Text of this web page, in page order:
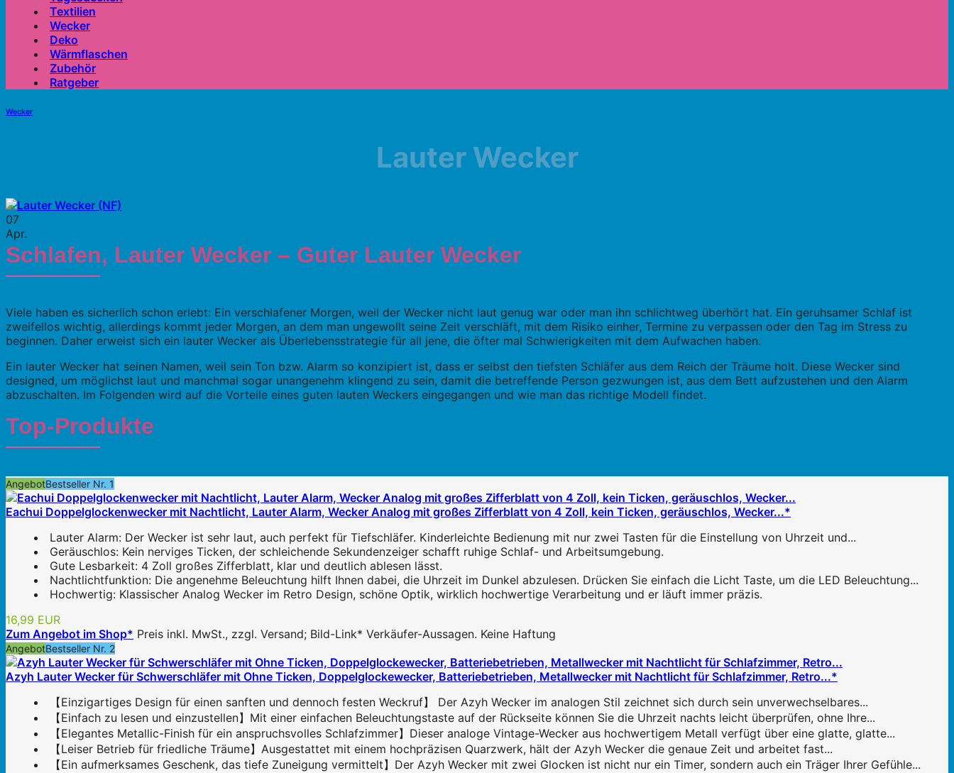
Textilien
Wecker
Deko
Wärmflaschen
Zubehör
Ratgeber
Wecker
Lauter Wecker
07
Apr.
Schlafen, Lauter Wecker – Guter Lauter Wecker
Viele haben es sicherlich schon erlebt: Ein verschlafener Morgen, weil der Wecker nicht laut genug war oder man ihn schlichtweg überhört hat. Ein geruhsamer Schlaf ist
zweifellos wichtig, allerdings kommt jeder Morgen, an dem man ungewollt seine Zeit verschläft, mit dem Risiko einher, Termine zu verpassen oder den Tag im Stress zu
beginnen. Daher erweist sich ein lauter Wecker als Überlebensstrategie für all jene, die öfter mal Schwierigkeiten mit dem Aufwachen haben.
Ein lauter Wecker hat seinen Namen, weil sein Ton bzw. Alarm so konzipiert ist, dass er selbst den tiefsten Schläfer aus dem Reich der Träume holt. Diese Wecker sind
designed, um möglichst laut und manchmal sogar unangenehm klingend zu sein, damit die betreffende Person gezwungen ist, aus dem Bett aufzustehen und den Alarm
abzuschalten. Im Folgenden wird auf die Vorteile eines guten lauten Weckers eingegangen und wie man das richtige Modell findet.
Top-Produkte
AngebotBestseller Nr. 1
Eachui Doppelglockenwecker mit Nachtlicht, Lauter Alarm, Wecker Analog mit großes Zifferblatt von 4 Zoll, kein Ticken, geräuschlos, Wecker...*
Lauter Alarm: Der Wecker ist sehr laut, auch perfekt für Tiefschläfer. Kinderleichte Bedienung mit nur zwei Tasten für die Einstellung von Uhrzeit und...
Geräuschlos: Kein nerviges Ticken, der schleichende Sekundenzeiger schafft ruhige Schlaf- und Arbeitsumgebung.
Gute Lesbarkeit: 4 Zoll großes Zifferblatt, klar und deutlich ablesen lässt.
Nachtlichtfunktion: Die angenehme Beleuchtung hilft Ihnen dabei, die Uhrzeit im Dunkel abzulesen. Drücken Sie einfach die Licht Taste, um die LED Beleuchtung...
Hochwertig: Klassischer Analog Wecker im Retro Design, schöne Optik, wirklich hochwertige Verarbeitung und er läuft immer präzis.
16,99 EUR
Zum Angebot im Shop* Preis inkl. MwSt., zzgl. Versand; Bild-Link* Verkäufer-Aussagen. Keine Haftung
AngebotBestseller Nr. 2
Azyh Lauter Wecker für Schwerschläfer mit Ohne Ticken, Doppelglockewecker, Batteriebetrieben, Metallwecker mit Nachtlicht für Schlafzimmer, Retro...*
【Einzigartiges Design für einen sanften und dennoch festen Weckruf】 Der Azyh Wecker im analogen Stil zeichnet sich durch sein unverwechselbares...
【Einfach zu lesen und einzustellen】Mit einer einfachen Beleuchtungstaste auf der Rückseite können Sie die Uhrzeit nachts leicht überprüfen, ohne Ihre...
【Elegantes Metallic-Finish für ein anspruchsvolles Schlafzimmer】Dieser analoge Vintage-Wecker aus hochwertigem Metall verfügt über eine glatte, glatte...
【Leiser Betrieb für friedliche Träume】Ausgestattet mit einem hochpräzisen Quarzwerk, hält der Azyh Wecker die genaue Zeit und arbeitet fast...
【Ein aufmerksames Geschenk, das tiefe Zuneigung vermittelt】Der Azyh Wecker mit zwei Glocken ist nicht nur ein Timer, sondern auch ein Träger Ihrer Gefühle...